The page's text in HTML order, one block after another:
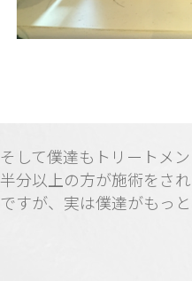
そして僕達もトリートメ
半分以上の方が施術をさ
ですが、実は僕達がもっ